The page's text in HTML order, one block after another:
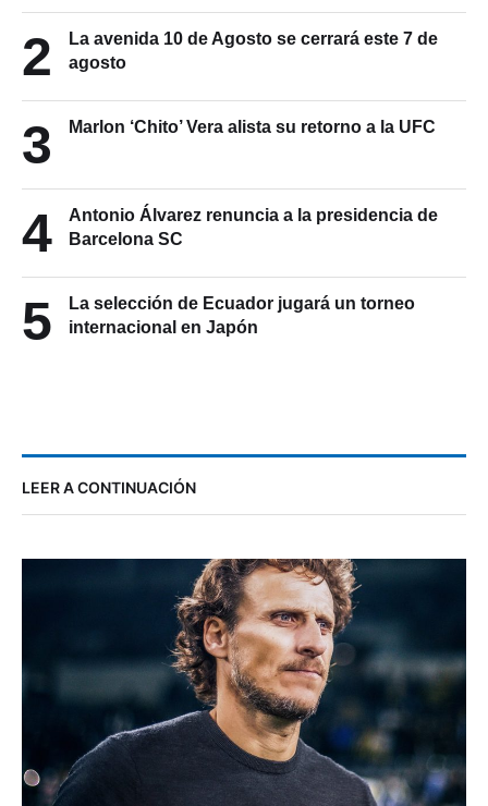
2
La avenida 10 de Agosto se cerrará este 7 de
agosto
3 Marlon ‘Chito’ Vera alista su retorno a la UFC
4
Antonio Álvarez renuncia a la presidencia de
Barcelona SC
5
La selección de Ecuador jugará un torneo
internacional en Japón
LEER A CONTINUACIÓN